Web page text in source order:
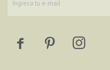
  